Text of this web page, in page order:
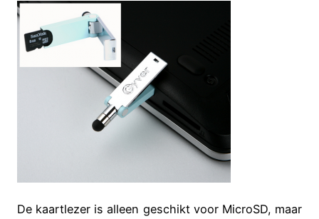
De kaartlezer is alleen geschikt voor MicroSD, maar